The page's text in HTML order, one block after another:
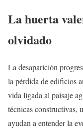
La huerta
olvidado
La desaparición
la pérdida de edificios
vida ligada al paisaje
técnicas constructivas,
ayudan a entender la